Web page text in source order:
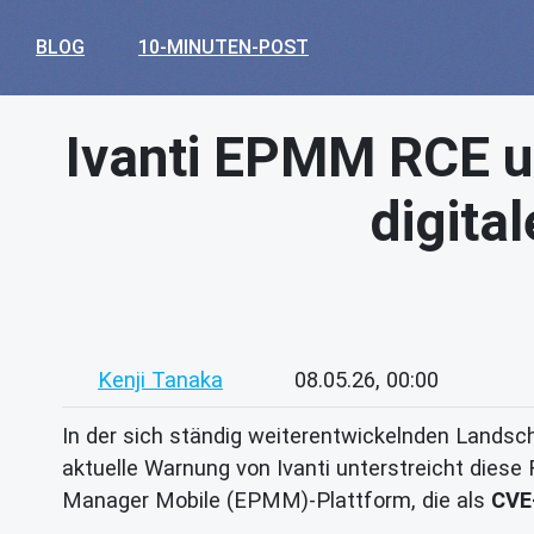
BLOG 10-MINUTEN-POST
Ivanti EPMM RCE
Kenji Tanaka 08.05.26, 00:00
In der sich ständig weiterentwickelnden
aktuelle Warnung von Ivanti unterstreicht
Manager Mobile (EPMM)-Plattform, die als